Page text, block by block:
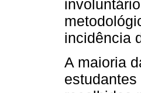
incidência
A maioria